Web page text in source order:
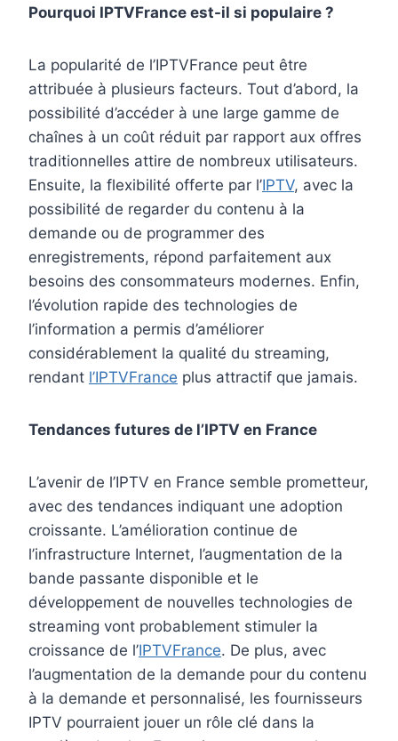
Pourquoi IPTVFrance est-il si populaire ?
La popularité de l’IPTVFrance peut être
attribuée à plusieurs facteurs. Tout d’abord, la
possibilité d’accéder à une large gamme de
chaînes à un coût réduit par rapport aux offres
traditionnelles attire de nombreux utilisateurs.
Ensuite, la flexibilité offerte par l’IPTV, avec la
possibilité de regarder du contenu à la
demande ou de programmer des
enregistrements, répond parfaitement aux
besoins des consommateurs modernes. Enfin,
l’évolution rapide des technologies de
l’information a permis d’améliorer
considérablement la qualité du streaming,
rendant l’IPTVFrance plus attractif que jamais.
Tendances futures de l’IPTV en France
L’avenir de l’IPTV en France semble prometteur,
avec des tendances indiquant une adoption
croissante. L’amélioration continue de
l’infrastructure Internet, l’augmentation de la
bande passante disponible et le
développement de nouvelles technologies de
streaming vont probablement stimuler la
croissance de l’IPTVFrance. De plus, avec
l’augmentation de la demande pour du contenu
à la demande et personnalisé, les fournisseurs
IPTV pourraient jouer un rôle clé dans la